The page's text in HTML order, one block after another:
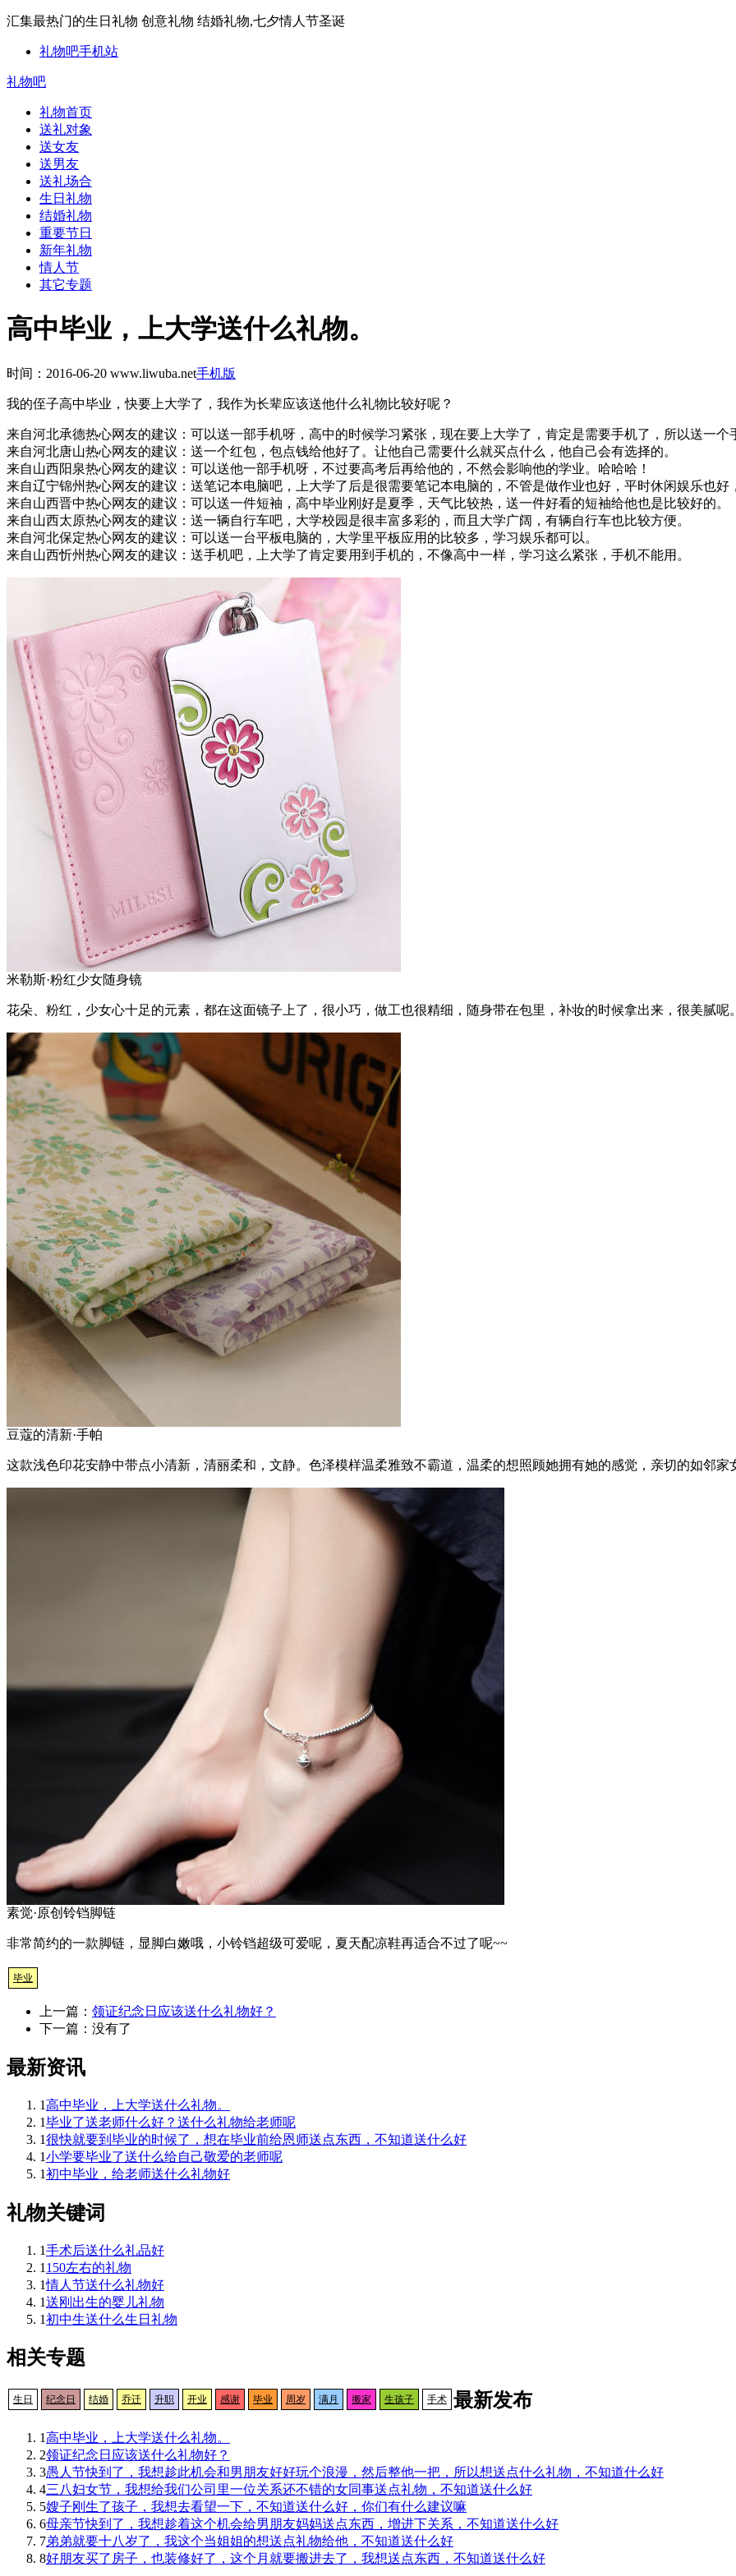
汇集最热门的生日礼物 创意礼物 结婚礼物,七夕情人节圣诞
礼物吧手机站
礼物吧
礼物首页
送礼对象
送女友
送男友
送礼场合
生日礼物
结婚礼物
重要节日
新年礼物
情人节
其它专题
高中毕业，上大学送什么礼物。
时间：2016-06-20 www.liwuba.net手机版
我的侄子高中毕业，快要上大学了，我作为长辈应该送他什么礼物比较好呢？
来自河北承德热心网友的建议： 可以送一部手机呀，高中的时候学习紧张，现在要上大学了，肯定是需要手机了，所以送一个
来自河北唐山热心网友的建议： 送一个红包，包点钱给他好了。让他自己需要什么就买点什么，他自己会有选择的。
来自山西阳泉热心网友的建议： 可以送他一部手机呀，不过要高考后再给他的，不然会影响他的学业。哈哈哈！
来自辽宁锦州热心网友的建议： 送笔记本电脑吧，上大学了后是很需要笔记本电脑的，不管是做作业也好，平时休闲娱乐也好
来自山西晋中热心网友的建议： 可以送一件短袖，高中毕业刚好是夏季，天气比较热，送一件好看的短袖给他也是比较好的。
来自山西太原热心网友的建议： 送一辆自行车吧，大学校园是很丰富多彩的，而且大学广阔，有辆自行车也比较方便。
来自河北保定热心网友的建议： 可以送一台平板电脑的，大学里平板应用的比较多，学习娱乐都可以。
来自山西忻州热心网友的建议： 送手机吧，上大学了肯定要用到手机的，不像高中一样，学习这么紧张，手机不能用。
米勒斯·粉红少女随身镜
花朵、粉红，少女心十足的元素，都在这面镜子上了，很小巧，做工也很精细，随身带在包里，补妆的时候拿出来，很美腻呢
豆蔻的清新·手帕
这款浅色印花安静中带点小清新，清丽柔和，文静。色泽模样温柔雅致不霸道，温柔的想照顾她拥有她的感觉，亲切的如邻家
素觉·原创铃铛脚链
非常简约的一款脚链，显脚白嫩哦，小铃铛超级可爱呢，夏天配凉鞋再适合不过了呢~~
毕业
上一篇： 领证纪念日应该送什么礼物好？
下一篇：没有了
最新资讯
1高中毕业，上大学送什么礼物。
1毕业了送老师什么好？送什么礼物给老师呢
1很快就要到毕业的时候了，想在毕业前给恩师送点东西，不知道送什么好
1小学要毕业了送什么给自己敬爱的老师呢
1初中毕业，给老师送什么礼物好
礼物关键词
1手术后送什么礼品好
1 150左右的礼物
1情人节送什么礼物好
1送刚出生的婴儿礼物
1初中生送什么生日礼物
相关专题
生日 纪念日 结婚 乔迁 升职 开业 感谢 毕业 周岁 满月 搬家 生孩子 手术 最新发布
1高中毕业，上大学送什么礼物。
2领证纪念日应该送什么礼物好？
3愚人节快到了，我想趁此机会和男朋友好好玩个浪漫，然后整他一把，所以想送点什么礼物，不知道什么好
4三八妇女节，我想给我们公司里一位关系还不错的女同事送点礼物，不知道送什么好
5嫂子刚生了孩子，我想去看望一下，不知道送什么好，你们有什么建议嘛
6母亲节快到了，我想趁着这个机会给男朋友妈妈送点东西，增进下关系，不知道送什么好
7弟弟就要十八岁了，我这个当姐姐的想送点礼物给他，不知道送什么好
8好朋友买了房子，也装修好了，这个月就要搬进去了，我想送点东西，不知道送什么好